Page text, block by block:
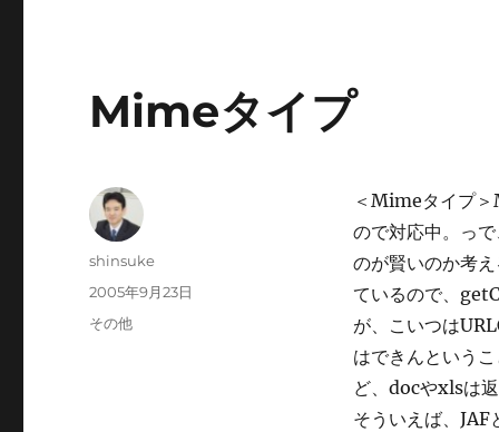
Mimeタイプ
＜Mimeタイプ
ので対応中。っ
のが賢いのか考
ているので、
が、こいつは
はできんという
ど、docやxlsは
そういえば、JAF
投
shinsuke
投
2005年9月23日
カ
その他